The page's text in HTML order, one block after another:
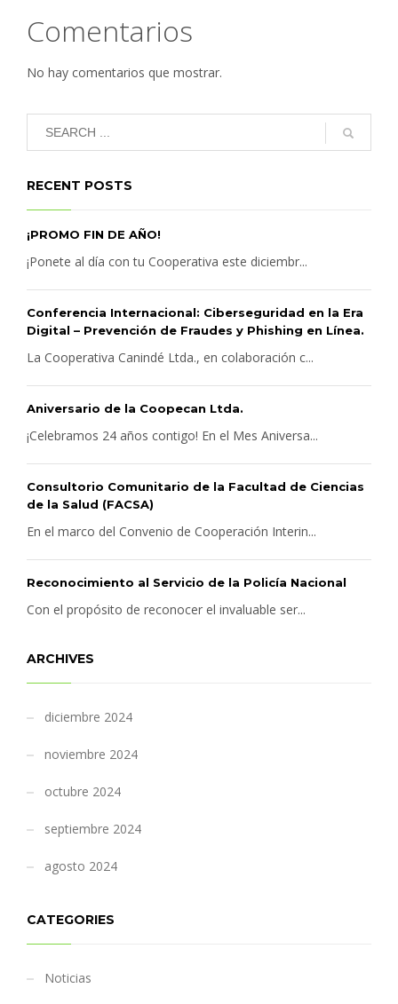
Comentarios
No hay comentarios que mostrar.
RECENT POSTS
¡PROMO FIN DE AÑO!
¡Ponete al día con tu Cooperativa este diciembr...
Conferencia Internacional: Ciberseguridad en la Era
Digital – Prevención de Fraudes y Phishing en Línea.
La Cooperativa Canindé Ltda., en colaboración c...
Aniversario de la Coopecan Ltda.
¡Celebramos 24 años contigo! En el Mes Aniversa...
Consultorio Comunitario de la Facultad de Ciencias
de la Salud (FACSA)
En el marco del Convenio de Cooperación Interin...
Reconocimiento al Servicio de la Policía Nacional
Con el propósito de reconocer el invaluable ser...
ARCHIVES
diciembre 2024
noviembre 2024
octubre 2024
septiembre 2024
agosto 2024
CATEGORIES
Noticias